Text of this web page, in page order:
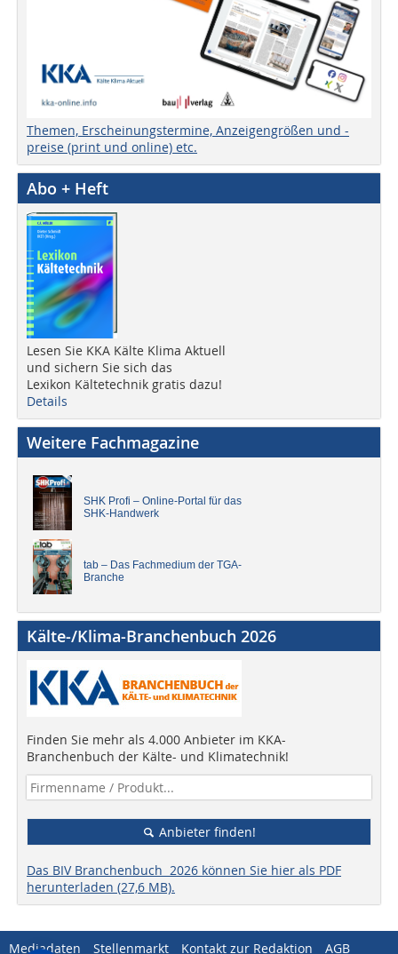
Themen, Erscheinungstermine, Anzeigengrößen und -
preise (print und online) etc.
Abo + Heft
Lesen Sie KKA Kälte Klima Aktuell
und sichern Sie sich das
Lexikon Kältetechnik gratis dazu!
Details
Weitere Fachmagazine
SHK Profi – Online-Portal für das
SHK-Handwerk
tab – Das Fachmedium der TGA-
Branche
Kälte-/Klima-Branchenbuch 2026
Finden Sie mehr als 4.000 Anbieter im KKA-
Branchenbuch der Kälte- und Klimatechnik!
Anbieter finden!
Das BIV Branchenbuch 2026 können Sie hier als PDF
herunterladen (27,6 MB).
Mediadaten Stellenmarkt Kontakt zur Redaktion AGB